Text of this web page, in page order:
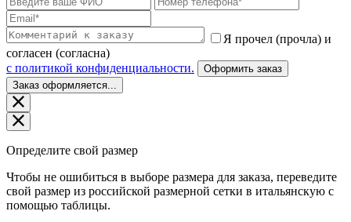
Я прочел (прочла) и
согласен (согласна)
c политикой конфиденциальности.
Оформить заказ
Заказ оформляется...
Определите свой размер
Чтобы не ошибиться в выборе размера для заказа, переведите
свой размер из российской размерной сетки в итальянскую с
помощью таблицы.